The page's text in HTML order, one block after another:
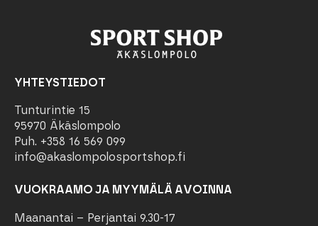
YHTEYSTIEDOT
Tunturintie 15
95970 Äkäslompolo
Puh. +358 16 569 099
info@akaslompolosportshop.fi
VUOKRAAMO JA MYYMÄLÄ AVOINNA
Maanantai – Perjantai 9.30-17